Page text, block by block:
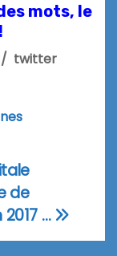
mots, le
/ twitter
de
2017 …